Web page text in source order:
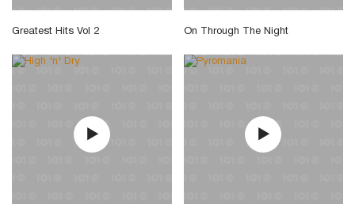
Greatest Hits Vol 2 On Through The Night